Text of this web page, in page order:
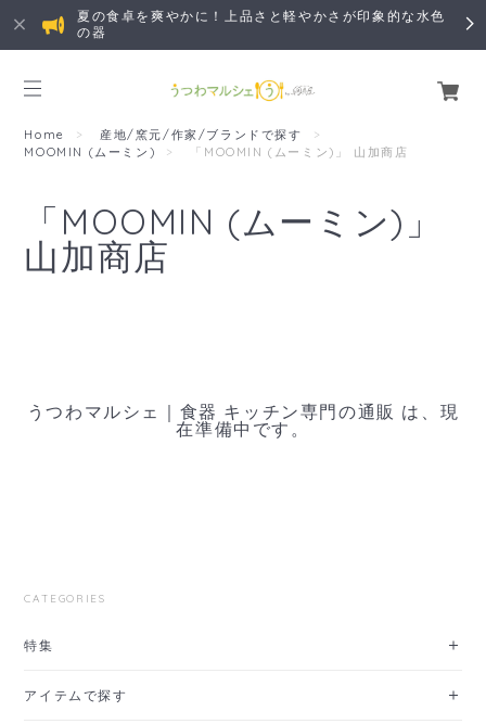
夏の食卓を爽やかに！上品さと軽やかさが印象的な水色
の器
Home
産地/窯元/作家/ブランドで探す
MOOMIN (ムーミン)
「MOOMIN (ムーミン)」 山加商店
「MOOMIN (ムーミン)」
山加商店
うつわマルシェ｜食器 キッチン専門の通販 は、現
在準備中です。
CATEGORIES
特集
アイテムで探す